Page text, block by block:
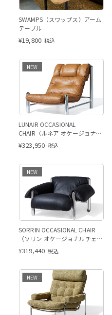
SWAMPS（スワップス）アーム
テーブル
¥19,800 税込
NEW
LUNAIR OCCASIONAL
CHAIR（ルネア オケージョナル
チェア）
¥323,950 税込
NEW
SORRIN OCCASIONAL CHAIR
（ソリン オケージョナルチェ
ア）
¥319,440 税込
NEW